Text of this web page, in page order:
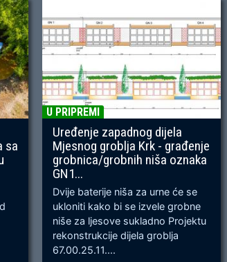
sa
U PRIPREMI
Uređenje zapadnog dijela
Mjesnog groblja Krk - građenje
grobnica/grobnih niša oznaka
GN1...
Dvije baterije niša za urne će se
ukloniti kako bi se izvele grobne
niše za ljesove sukladno Projektu
rekonstrukcije dijela groblja
67.00.25.11....